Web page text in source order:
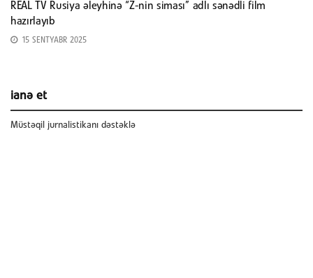
REAL TV Rusiya əleyhinə “Z-nin siması” adlı sənədli film
hazırlayıb
15 SENTYABR 2025
ianə et
Müstəqil jurnalistikanı dəstəklə